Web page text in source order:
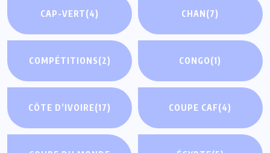
CAP-VERT(4) CHAN(7)
COMPÉTITIONS(2) CONGO(1)
CÔTE D’IVOIRE(17) COUPE CAF(4)